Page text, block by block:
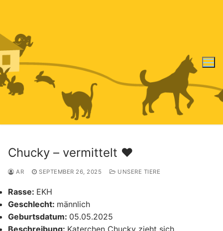
Chucky – vermittelt ♥️
AR SEPTEMBER 26, 2025 UNSERE TIERE
Rasse: EKH
Geschlecht: männlich
Geburtsdatum: 05.05.2025